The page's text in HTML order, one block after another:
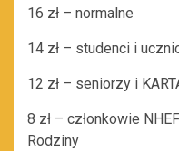
16 zł – normalne
14 zł – studenci i
12 zł – seniorzy i
8 zł – członkowie
Rodziny